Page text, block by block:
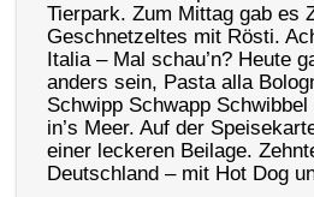
Tierpark. Zum Mittag gab es
Geschnetzeltes mit Rösti.
Italia – Mal schau’n? Heute
anders sein, Pasta alla
Schwipp Schwapp
in’s Meer. Auf der
einer leckeren Beilage.
Deutschland – mit Hot Dog